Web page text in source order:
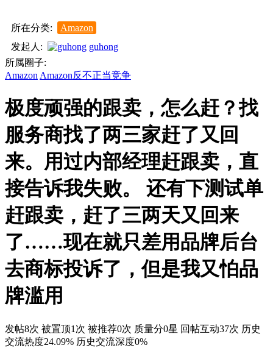
所在分类:
Amazon
发起人:
guhong
所属圈子:
Amazon Amazon反不正当竞争
极度顽强的跟卖，怎么赶？找
服务商找了两三家赶了又回
来。用过内部经理赶跟卖，直
接告诉我失败。 还有下测试单
赶跟卖，赶了三两天又回来
了……现在就只差用品牌后台
去商标投诉了，但是我又怕品
牌滥用
发帖8次 被置顶1次 被推荐0次 质量分0星 回帖互动37次 历史
交流热度24.09% 历史交流深度0%